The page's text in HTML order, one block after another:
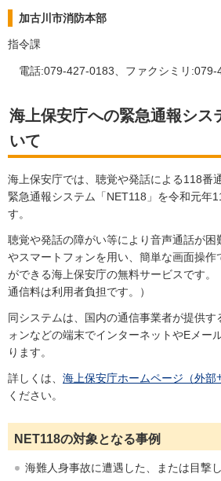
加古川市消防本部
指令課
電話:079-427-0183、ファクシミリ:079-
海上保安庁への緊急通報シス
いて
海上保安庁では、聴覚や発話による118番
緊急通報システム「NET118」を令和元年
す。
聴覚や発話の障がい等により音声通話が
やスマートフォンを用い、簡単な画面操作
ができる海上保安庁の無料サービスです
通信料は利用者負担です。）
同システムは、国内の通信事業者が提供す
ォンなどの端末でインターネットやEメー
ります。
詳しくは、 海上保安庁ホームページ（外部
ください。
NET118の対象となる事例
海難人身事故に遭遇した、または目撃し